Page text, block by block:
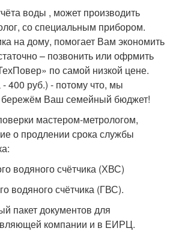
воды , может производить
со специальным прибором.
на дому, помогает Вам экономить
– позвонить или офрмить
по самой низкой цене.
400 руб.) - потому что, мы
бережём Ваш семейный бюджет!
мастером-метрологом,
о продлении срока службы
водяного счётчика (ХВС)
водяного счётчика (ГВС).
пакет документов для
компании и в ЕИРЦ.